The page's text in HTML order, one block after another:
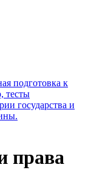
подготовка к
тесты
государства и
права